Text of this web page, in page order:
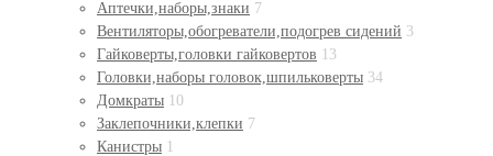
Аптечки,наборы,знаки 7
Вентиляторы,обогреватели,подогрев сидений 3
Гайковерты,головки гайковертов 13
Головки,наборы головок,шпильковерты 34
Домкраты 10
Заклепочники,клепки 7
Канистры 1